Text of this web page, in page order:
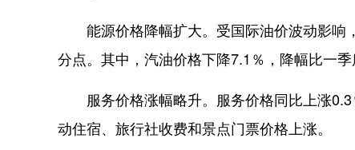
能源价格降幅扩大。受国际油价波动影响
分点。其中，汽油价格下降7.1％，降幅比一季
服务价格涨幅略升。服务价格同比上涨0.3
动住宿、旅行社收费和景点门票价格上涨。